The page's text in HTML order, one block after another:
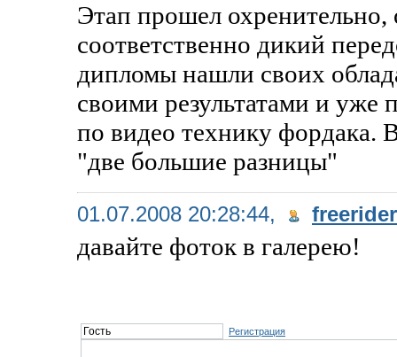
Этап прошел
соответственно дикий
дипломы нашли своих
своими результатами и уже
по видео технику фордака.
"две большие разницы"
01.07.2008 20:28:44, freerider
давайте фоток в галерею!
Регистрация